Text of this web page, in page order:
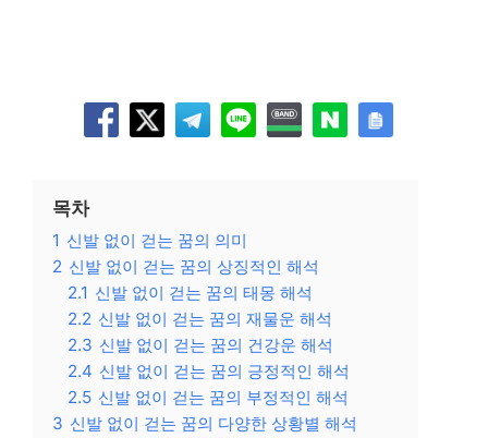
목차
1 신발 없이 걷는 꿈의 의미
2 신발 없이 걷는 꿈의 상징적인 해석
2.1 신발 없이 걷는 꿈의 태몽 해석
2.2 신발 없이 걷는 꿈의 재물운 해석
2.3 신발 없이 걷는 꿈의 건강운 해석
2.4 신발 없이 걷는 꿈의 긍정적인 해석
2.5 신발 없이 걷는 꿈의 부정적인 해석
3 신발 없이 걷는 꿈의 다양한 상황별 해석